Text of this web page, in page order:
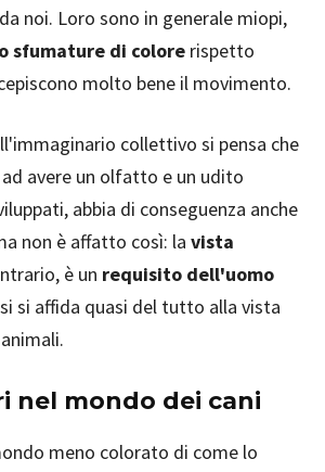
noi. Loro sono in generale miopi,
sfumature di colore rispetto
molto bene il movimento.
collettivo si pensa che
ad avere un olfatto e un udito
abbia di conseguenza anche
non è affatto così: la vista
è un requisito dell'uomo
si affida quasi del tutto alla vista
nel mondo dei cani
meno colorato di come lo